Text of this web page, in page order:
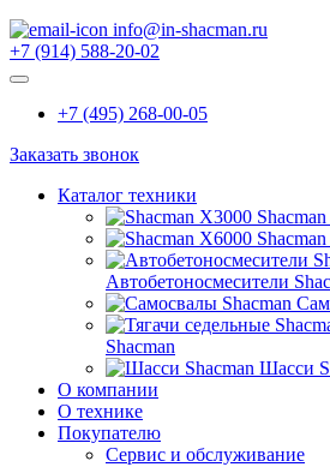
info@in-shacman.ru
+7 (914) 588-20-02
+7 (495) 268-00-05
Заказать звонок
Каталог техники
Автобетоносмесители
Shacman
Шасси
О компании
О технике
Покупателю
Сервис и обслуживание